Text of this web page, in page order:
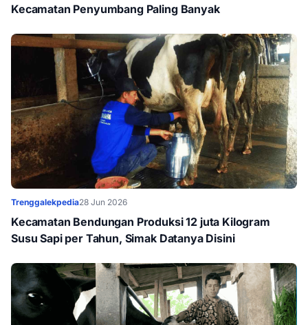
Kecamatan Penyumbang Paling Banyak
Trenggalekpedia28 Jun 2026
Kecamatan Bendungan Produksi 12 juta Kilogram
Susu Sapi per Tahun, Simak Datanya Disini